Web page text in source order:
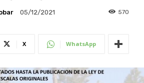
05/12/2021 570
X WhatsApp